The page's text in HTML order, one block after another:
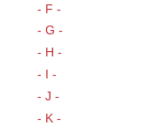
- F -
- G -
- H -
- I -
- J -
- K -